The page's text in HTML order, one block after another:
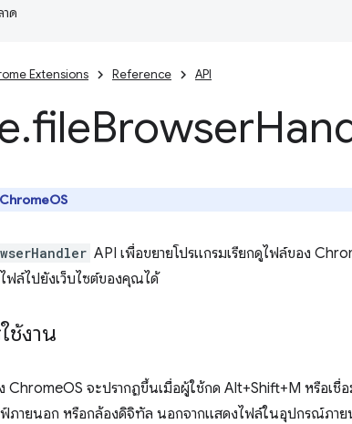
ด
Extensions Reference API
.fileBrowser
ChromeOS
API เพื่อขยายโปรแกรมเรียกดูไฟล์ของ
ล์ไปยังเว็บไซต์ของคุณได้
ช้งาน
ChromeOS จะปรากฏขึ้นเมื่อผู้ใช้กด Alt+Shift+M หรือเ
ฟ์ภายนอก หรือกล้องดิจิทัล นอกจากแสดงไฟล์ในอุปกรณ์ภา